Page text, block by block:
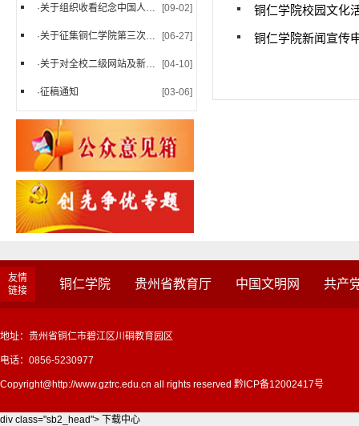
[09-02]
·关于组织收看纪念中国人民抗...
[06-27]
·关于征集铜仁学院第三次党员...
[04-10]
·关于对全校二级网站及新媒体...
[03-06]
·征稿通知
铜仁学院校园文化
铜仁学院新闻宣传
友情
链接
铜仁学院 贵州省教育厅 中国文明网 共产
地址：贵州省铜仁市碧江区川硐教育园区
电话：0856-5230977
Copyright@http://www.gztrc.edu.cn all rights reserved 黔ICP备12002417号
div class="sb2_head"> 下载中心